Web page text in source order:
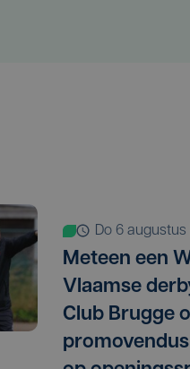
do 6 augustus
Meteen een
Vlaamse
Club Brugge